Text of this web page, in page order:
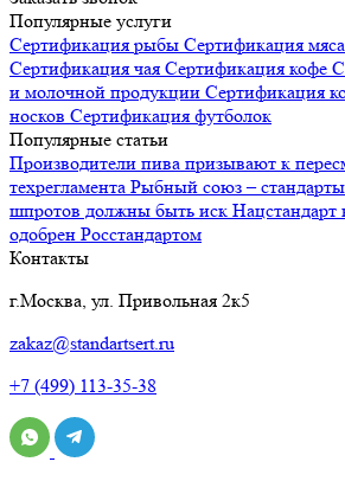
Популярные услуги
Сертификация рыбы Сертификация
Сертификация чая Сертификация кофе
и молочной продукции Сертификация
носков Сертификация футболок
Популярные статьи
Производители пива призывают к
техрегламента Рыбный союз –
шпротов должны быть иск Нацстандарт
одобрен Росстандартом
Контакты
г.Москва, ул. Привольная 2к5
zakaz@standartsert.ru
+7 (499) 113-35-38